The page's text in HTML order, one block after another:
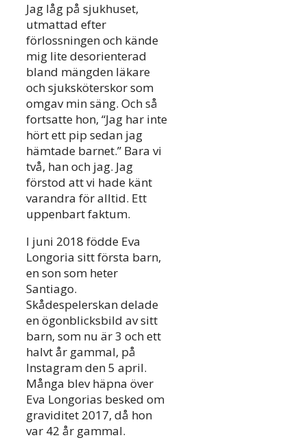
Jag låg på sjukhuset,
utmattad efter
förlossningen och kände
mig lite desorienterad
bland mängden läkare
och sjuksköterskor som
omgav min säng. Och så
fortsatte hon, “Jag har inte
hört ett pip sedan jag
hämtade barnet.” Bara vi
två, han och jag. Jag
förstod att vi hade känt
varandra för alltid. Ett
uppenbart faktum.
I juni 2018 födde Eva
Longoria sitt första barn,
en son som heter
Santiago.
Skådespelerskan delade
en ögonblicksbild av sitt
barn, som nu är 3 och ett
halvt år gammal, på
Instagram den 5 april.
Många blev häpna över
Eva Longorias besked om
graviditet 2017, då hon
var 42 år gammal.